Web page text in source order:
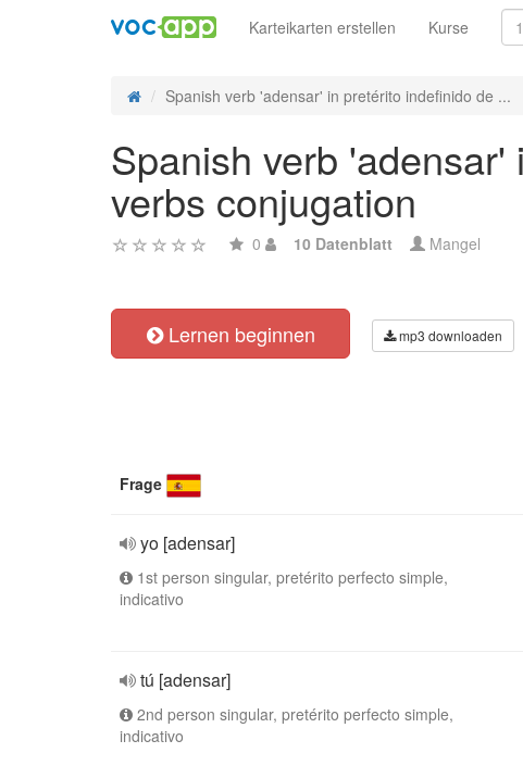
Karteikarten erstellen Kurse
Spanish verb 'adensar' in pretérito indefinido de ...
Spanish verb
verbs conjugation
0 10 Datenblatt Mangel
Lernen beginnen mp3 downloaden
Frage
yo [adensar]
1st person singular, pretérito perfecto simple,
indicativo
tú [adensar]
2nd person singular, pretérito perfecto simple,
indicativo